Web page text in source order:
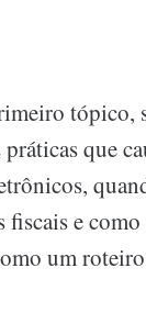
tópico,
que
e
um